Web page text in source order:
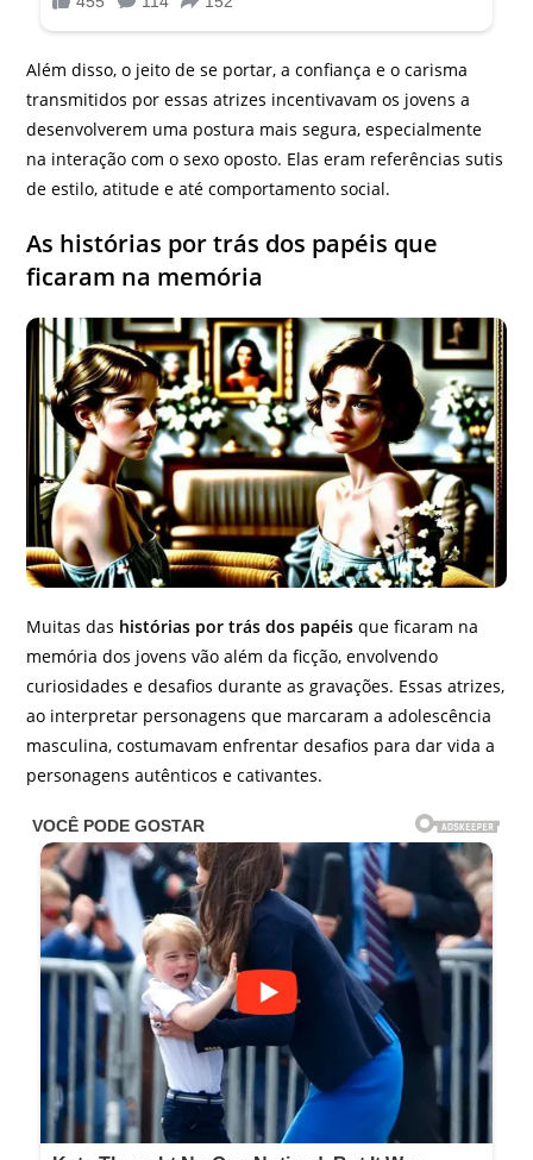
Além disso, o jeito de se portar, a confiança e o carisma
transmitidos por essas atrizes incentivavam os jovens a
desenvolverem uma postura mais segura, especialmente
na interação com o sexo oposto. Elas eram referências sutis
de estilo, atitude e até comportamento social.
As histórias por trás dos papéis que
ficaram na memória
Muitas das histórias por trás dos papéis que ficaram na
memória dos jovens vão além da ficção, envolvendo
curiosidades e desafios durante as gravações. Essas atrizes,
ao interpretar personagens que marcaram a adolescência
masculina, costumavam enfrentar desafios para dar vida a
personagens autênticos e cativantes.